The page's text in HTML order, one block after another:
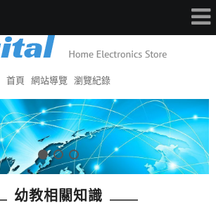
首頁 網站導覽 瀏覽紀錄
幼教相關知識